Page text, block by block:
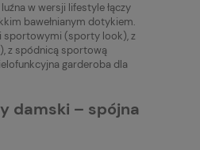
w wersji lifestyle łączy
bawełnianym dotykiem.
sportowymi (sporty look), z
z spódnicą sportową
garderoba dla
damski – spójna